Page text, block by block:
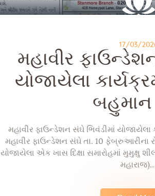
17/03/
મહાવીર
યોજાયેલા
બહુમાન
મહાવીર ફાઉન્ડેશન સંઘે ભિવંડીમાં
મહાવીર ફાઉન્ડેશન સંઘે તા. 10 ફેબ્રુઆરીના
યોજાયેલા એક ખાસ દિક્ષા સમારોહમાં મુમુક્ષુ